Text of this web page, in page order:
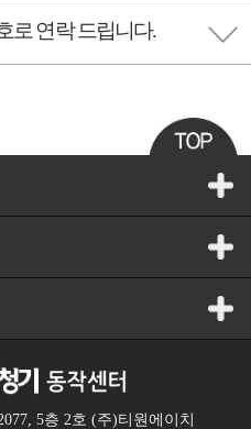
로 연락 드립니다.
5층 2호 (주)티원에이치